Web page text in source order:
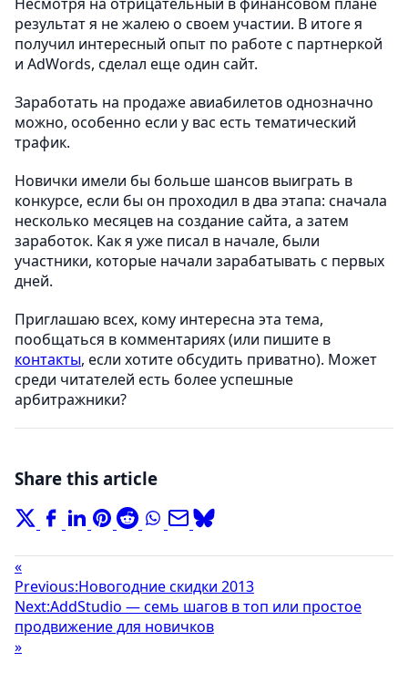
результат я не жалею о своем участии. В итоге я
получил интересный опыт по работе с партнеркой
и AdWords, сделал еще один сайт.
Заработать на продаже авиабилетов однозначно
можно, особенно если у вас есть тематический
трафик.
Новички имели бы больше шансов выиграть в
конкурсе, если бы он проходил в два этапа: сначала
несколько месяцев на создание сайта, а затем
заработок. Как я уже писал в начале, были
участники, которые начали зарабатывать с первых
дней.
Приглашаю всех, кому интересна эта тема,
пообщаться в комментариях (или пишите в
контакты, если хотите обсудить приватно). Может
среди читателей есть более успешные
арбитражники?
Share this article
«
Previous:Новогодние скидки 2013
Next:AddStudio — семь шагов в топ или простое
продвижение для новичков
»